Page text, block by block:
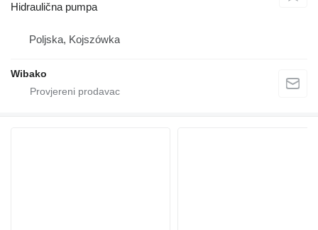
Hidraulična pumpa
Poljska, Kojszówka
Wibako